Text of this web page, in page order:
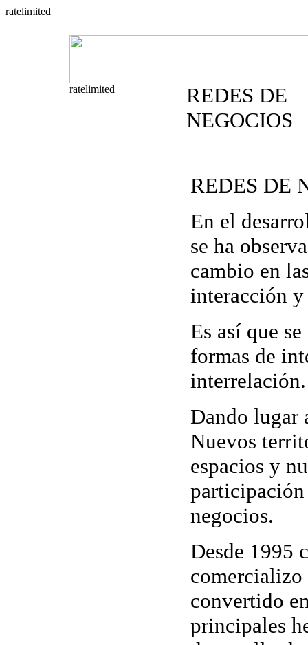
REDES DE
NEGOCIOS
REDES DE
En el
se ha
cambio en
interacción
Es así que
formas de
interrelación.
Dando lugar
Nuevos
espacios y
negocios.
Desde 1995
comercializo
convertido
principales